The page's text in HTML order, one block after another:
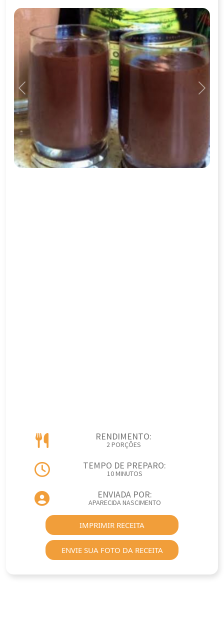
Previous Next
RENDIMENTO:
2 PORÇÕES
TEMPO DE PREPARO:
10 MINUTOS
ENVIADA POR:
APARECIDA NASCIMENTO
IMPRIMIR RECEITA
ENVIE SUA FOTO DA RECEITA